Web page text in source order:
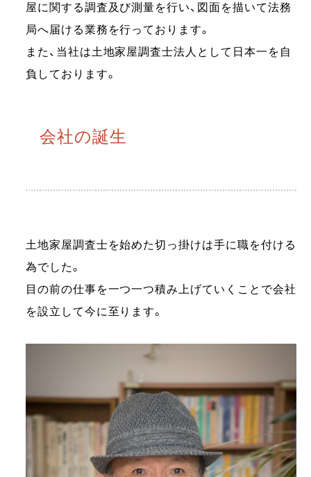
屋に関する調査及び測量を行い、図面を描いて法務
局へ届ける業務を行っております。
また、当社は土地家屋調査士法人として日本一を自
負しております。
会社の誕生
土地家屋調査士を始めた切っ掛けは手に職を付ける
為でした。
目の前の仕事を一つ一つ積み上げていくことで会社
を設立して今に至ります。